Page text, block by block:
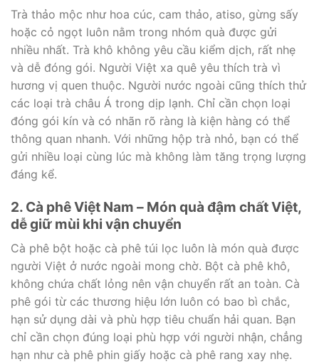
Trà thảo mộc như hoa cúc, cam thảo, atiso, gừng sấy
hoặc cỏ ngọt luôn nằm trong nhóm quà được gửi
nhiều nhất. Trà khô không yêu cầu kiểm dịch, rất nhẹ
và dễ đóng gói. Người Việt xa quê yêu thích trà vì
hương vị quen thuộc. Người nước ngoài cũng thích thử
các loại trà châu Á trong dịp lạnh. Chỉ cần chọn loại
đóng gói kín và có nhãn rõ ràng là kiện hàng có thể
thông quan nhanh. Với những hộp trà nhỏ, bạn có thể
gửi nhiều loại cùng lúc mà không làm tăng trọng lượng
đáng kể.
2. Cà phê Việt Nam – Món quà đậm chất Việt,
dễ giữ mùi khi vận chuyển
Cà phê bột hoặc cà phê túi lọc luôn là món quà được
người Việt ở nước ngoài mong chờ. Bột cà phê khô,
không chứa chất lỏng nên vận chuyển rất an toàn. Cà
phê gói từ các thương hiệu lớn luôn có bao bì chắc,
hạn sử dụng dài và phù hợp tiêu chuẩn hải quan. Bạn
chỉ cần chọn đúng loại phù hợp với người nhận, chẳng
hạn như cà phê phin giấy hoặc cà phê rang xay nhẹ.